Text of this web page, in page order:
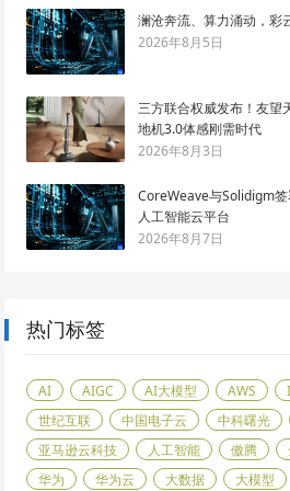
澜沧奔流、算力涌动，彩
2026年8月5日
三方联合权威发布！友望
地机3.0体感刚需时代
2026年8月3日
CoreWeave与Solidigm
人工智能云平台
2026年8月7日
热门标签
AI AIGC AI大模型 AWS
世纪互联
中国电子云 中科曙光
亚马逊云科技
人工智能 傲腾
华为
华为云 大数据 大模型